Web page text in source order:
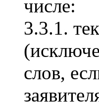
числе:
3.3.1.
слов,